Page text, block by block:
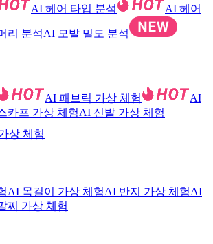
AI 헤어 타입 분석 AI 헤어
리 분석AI 모발 밀도 분석
AI 패브릭 가상 체험
AI
카프 가상 체험AI 신발 가상 체험
상 체험
AI 목걸이 가상 체험AI 반지 가상 체험AI
찌 가상 체험